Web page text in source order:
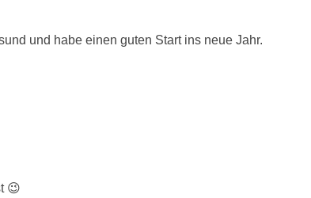
und habe einen guten Start ins neue Jahr.
😉